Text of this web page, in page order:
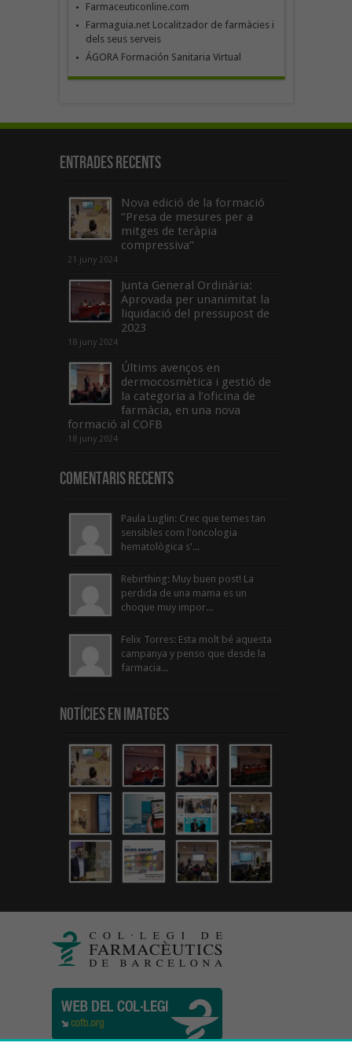
Farmaceuticonline.com
Farmaguia.net Localitzador de farmàcies i
dels seus serveis
ÁGORA Formación Sanitaria Virtual
Entrades recents
Nova edició de la formació
“Presa de mesures per a
mitges de teràpia
compressiva”
21 juny 2024
Junta General Ordinària:
Aprovada per unanimitat la
liquidació del pressupost de
2023
18 juny 2024
Últims avenços en
dermocosmètica i gestió de
la categoria a l’oficina de
farmàcia, en una nova
formació al COFB
18 juny 2024
Comentaris Recents
Paula Luglin: Crec que temes tan
sensibles com l'oncologia
hematològica s'...
Rebirthing: Muy buen post! La
perdida de una mama es un
choque muy impor...
Felix Torres: Esta molt bé aquesta
campanya y penso que desde la
farmacia...
Notícies en Imatges